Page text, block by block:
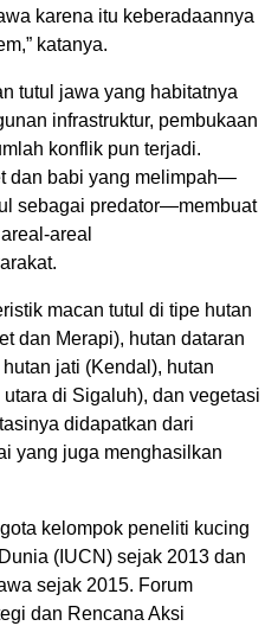
karena itu keberadaannya
katanya.
tutul jawa yang habitatnya
infrastruktur, pembukaan
konflik pun terjadi.
dan babi yang melimpah—
sebagai predator—membuat
areal
macan tutul di tipe hutan
dan Merapi), hutan dataran
jati (Kendal), hutan
di Sigaluh), dan vegetasi
didapatkan dari
yang juga menghasilkan
kelompok peneliti kucing
(IUCN) sejak 2013 dan
sejak 2015. Forum
dan Rencana Aksi